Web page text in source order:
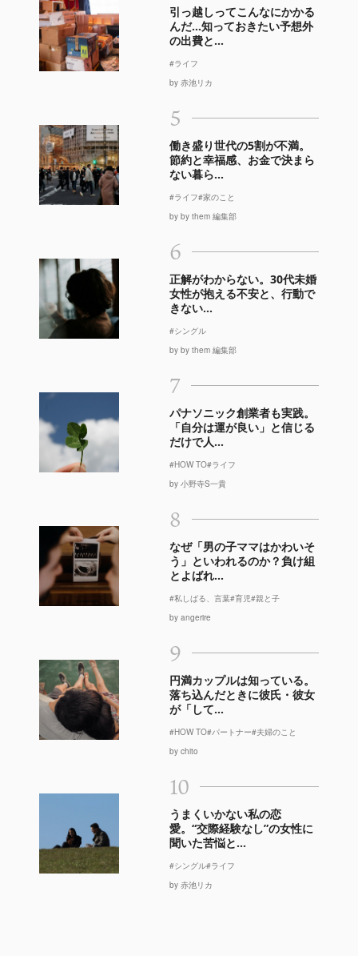
引っ越しってこんなにかかる
んだ…知っておきたい予想外
の出費と...
#ライフ
by 赤池リカ
5
働き盛り世代の5割が不満。
節約と幸福感、お金で決まら
ない暮ら...
#ライフ#家のこと
by by them 編集部
6
正解がわからない。30代未婚
女性が抱える不安と、行動で
きない...
#シングル
by by them 編集部
7
パナソニック創業者も実践。
「自分は運が良い」と信じる
だけで人...
#HOW TO#ライフ
by 小野寺S一貴
8
なぜ「男の子ママはかわいそ
う」といわれるのか？負け組
とよばれ...
#私しばる、言葉#育児#親と子
by angerire
9
円満カップルは知っている。
落ち込んだときに彼氏・彼女
が「して...
#HOW TO#パートナー#夫婦のこと
by chito
10
うまくいかない私の恋
愛。“交際経験なし”の女性に
聞いた苦悩と...
#シングル#ライフ
by 赤池リカ